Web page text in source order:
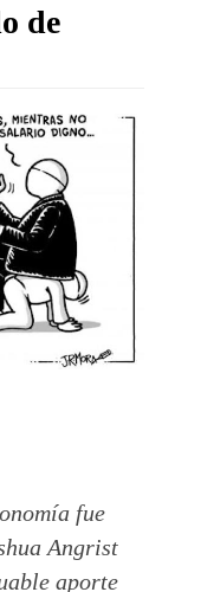
de
fue
Angrist
aporte